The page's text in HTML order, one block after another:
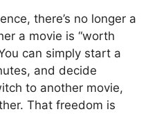
there’s no longer a
a movie is “worth
can simply start a
and decide
to another movie,
That freedom is